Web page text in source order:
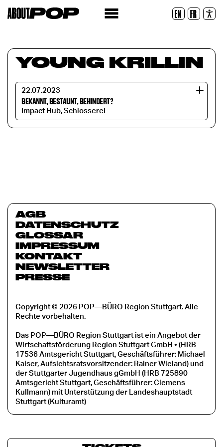
EN FR
Zurücksetzen
YOUNG KRILLIN
22.07.2023
BEKANNT, BESTAUNT, BEHINDERT?
Impact Hub, Schlosserei
AGB
DATENSCHUTZ
GLOSSAR
IMPRESSUM
KONTAKT
NEWSLETTER
PRESSE
Copyright © 2026 POP—BÜRO Region Stuttgart. Alle
Rechte vorbehalten.
Das POP—BÜRO Region Stuttgart ist ein Angebot der
Wirtschaftsförderung Region Stuttgart GmbH • (HRB
17536 Amtsgericht Stuttgart, Geschäftsführer: Michael
Kaiser, Aufsichtsratsvorsitzender: Rainer Wieland) und
der Stuttgarter Jugendhaus gGmbH (HRB 725890
Amtsgericht Stuttgart, Geschäftsführer: Clemens
Kullmann) mit Unterstützung der Landeshauptstadt
Stuttgart (Kulturamt)